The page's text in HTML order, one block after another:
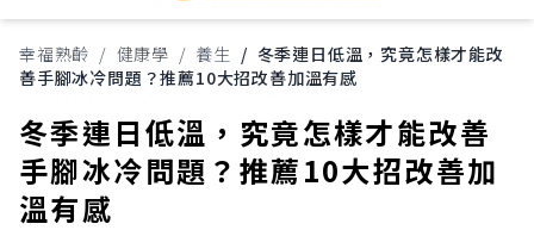
幸福熟齡 / 健康學 / 養生 / 冬季連日低溫，究竟怎樣才能改
善手腳冰冷問題？推薦10大招改善加溫有感
冬季連日低溫，究竟怎樣才能改善
手腳冰冷問題？推薦10大招改善加
溫有感